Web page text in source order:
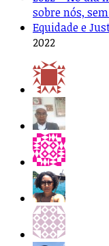
sobre nós,
Equidade e
2022